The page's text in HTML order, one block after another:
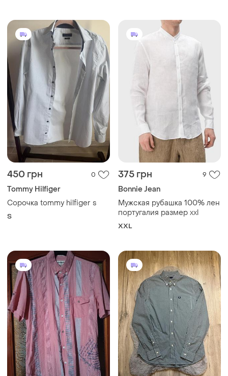
450 грн 0
Tommy Hilfiger
Сорочка tommy hilfiger s
S
375 грн 9
Bonnie Jean
Мужская рубашка 100% лен
португалия размер xxl
XXL